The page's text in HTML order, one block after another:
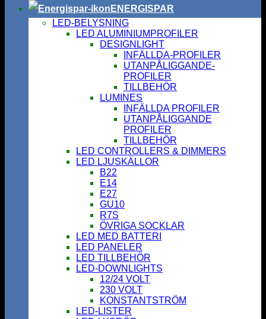
ENERGISPAR
LED-BELYSNING
LED ALUMINIUMPROFILER
DESIGNLIGHT
INFÄLLDA-PROFILER
UTANPÅLIGGANDE-
PROFILER
TILLBEHÖR
LUMINES
INFÄLLDA PROFILER
UTANPÅLIGGANDE
PROFILER
TILLBEHÖR
LED CONTROLLERS & DIMMERS
LED LJUSKÄLLOR
B22
E14
E27
GU10
R7S
ÖVRIGA SOCKLAR
LED MED BATTERI
LED PANELER
LED TILLBEHÖR
LED-DOWNLIGHTS
12/24 VOLT
230 VOLT
KONSTANTSTRÖM
LED-LISTER